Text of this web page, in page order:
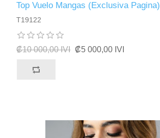
Top Vuelo Mangas (Exclusiva Pagina)
T19122
₡10 000,00 IVI ₡5 000,00 IVI